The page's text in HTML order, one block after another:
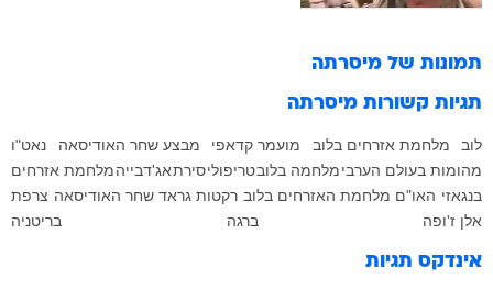
תמונות של מיסרתה
תגיות קשורות מיסרתה
לוב מלחמת אזרחים בלוב מועמר קדאפי מבצע שחר האודיסאה
נאט"ו
מהומות בעולם הערבימלחמה בלובטריפוליסירתאג'דבייהמלחמת אזרחים
בנגאזי האו"ם מלחמת האזרחים בלוב רקטות גראד שחר האודיסאה צרפת
אלן ז'ופה
ברגה בריטניה
אינדקס תגיות